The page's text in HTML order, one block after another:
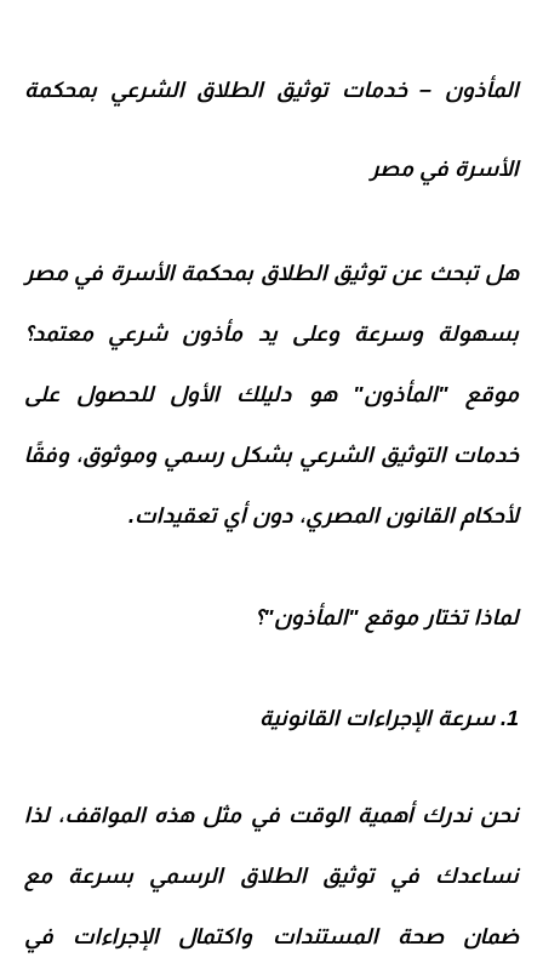
المأذون – خدمات توثيق الطلاق الشرعي بمحكمة
الأسرة في مصر
هل تبحث عنتوثيق الطلاق بمحكمة الأسرة في مصر
بسهولة وسرعة وعلى يدمأذون شرعي معتمد؟
موقع "المأذون" هو دليلك الأول للحصول على
خدمات التوثيق الشرعي بشكل رسمي وموثوق، وفقًا
لأحكام القانون المصري، دون أي تعقيدات.
لماذا تختار موقع "المأذون"؟
1. سرعة الإجراءات القانونية
نحن ندرك أهمية الوقت في مثل هذه المواقف، لذا
نساعدك فيتوثيق الطلاق الرسمي بسرعة مع
ضمان صحة المستندات واكتمال الإجراءات في